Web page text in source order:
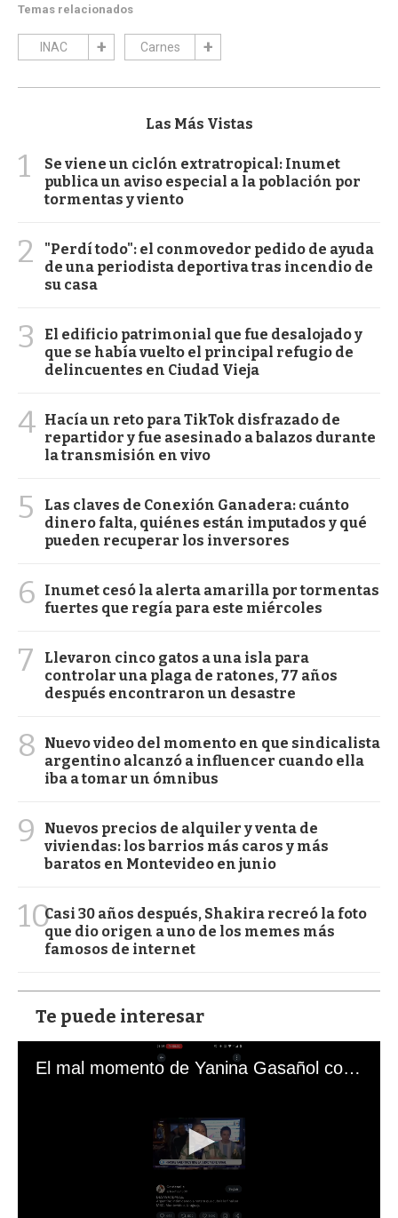
Temas relacionados
INAC Carnes
Las Más Vistas
1
Se viene un ciclón extratropical: Inumet
publica un aviso especial a la población por
tormentas y viento
2
"Perdí todo": el conmovedor pedido de ayuda
de una periodista deportiva tras incendio de
su casa
3
El edificio patrimonial que fue desalojado y
que se había vuelto el principal refugio de
delincuentes en Ciudad Vieja
4 Hacía un reto para TikTok disfrazado de
repartidor y fue asesinado a balazos durante
la transmisión en vivo
5
Las claves de Conexión Ganadera: cuánto
dinero falta, quiénes están imputados y qué
pueden recuperar los inversores
6
Inumet cesó la alerta amarilla por tormentas
fuertes que regía para este miércoles
7
Llevaron cinco gatos a una isla para
controlar una plaga de ratones, 77 años
después encontraron un desastre
8
Nuevo video del momento en que sindicalista
argentino alcanzó a influencer cuando ella
iba a tomar un ómnibus
9
Nuevos precios de alquiler y venta de
viviendas: los barrios más caros y más
baratos en Montevideo en junio
10Casi 30 años después, Shakira recreó la foto
que dio origen a uno de los memes más
famosos de internet
Te puede interesar
El mal momento de Yanina Gasañol con un hincha argentino en "Subrayado"